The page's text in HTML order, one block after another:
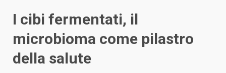
I cibi fermentati, il
microbioma come pilastro
della salute